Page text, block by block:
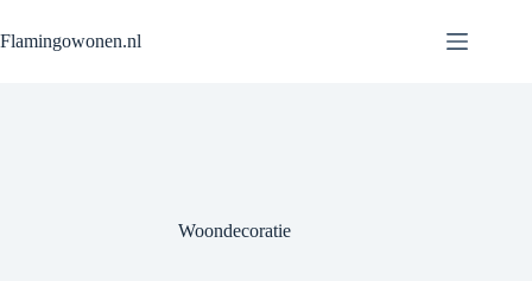
Flamingowonen.nl
Woondecoratie